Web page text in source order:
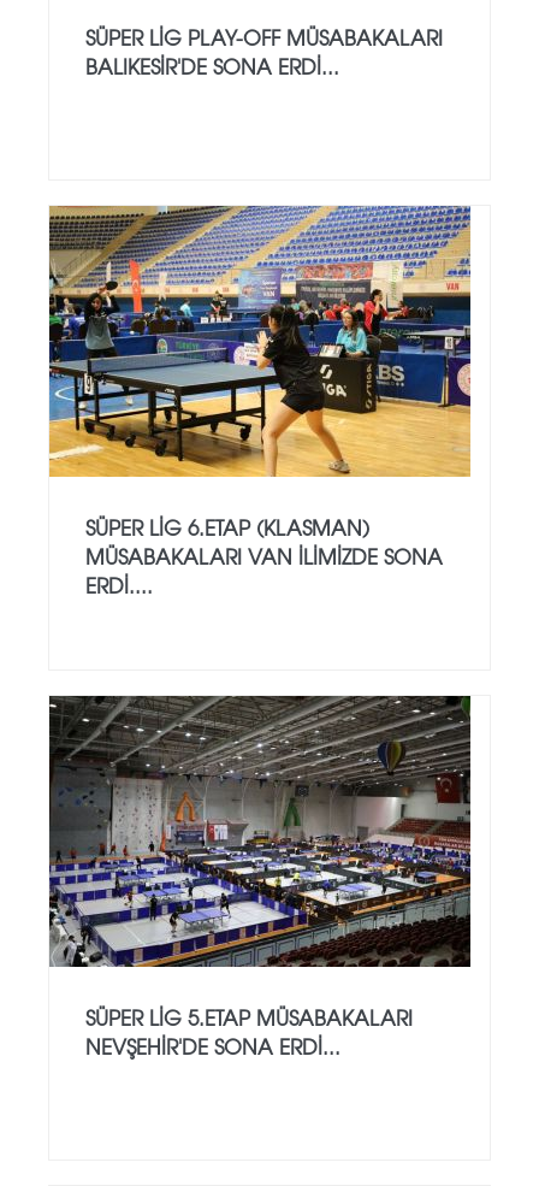
SÜPER LİG PLAY-OFF MÜSABAKALARI
BALIKESİR'DE SONA ERDİ...
SÜPER LİG 6.ETAP (KLASMAN)
MÜSABAKALARI VAN İLİMİZDE SONA
ERDİ....
SÜPER LİG 5.ETAP MÜSABAKALARI
NEVŞEHİR'DE SONA ERDİ...